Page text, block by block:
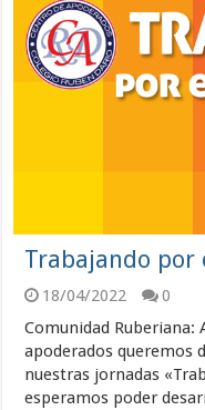
Trabajando por
18/04/2022
0
Comunidad Ruberiana:
apoderados queremos
nuestras jornadas
esperamos poder